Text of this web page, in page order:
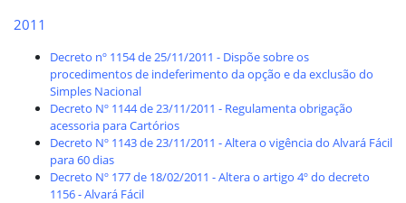
2011
Decreto nº 1154 de 25/11/2011 - Dispõe sobre os
procedimentos de indeferimento da opção e da exclusão do
Simples Nacional
Decreto Nº 1144 de 23/11/2011 - Regulamenta obrigação
acessoria para Cartórios
Decreto Nº 1143 de 23/11/2011 - Altera o vigência do Alvará Fácil
para 60 dias
Decreto Nº 177 de 18/02/2011 - Altera o artigo 4º do decreto
1156 - Alvará Fácil